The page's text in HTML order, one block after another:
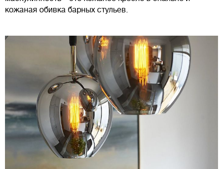
кожаная обивка барных стульев.